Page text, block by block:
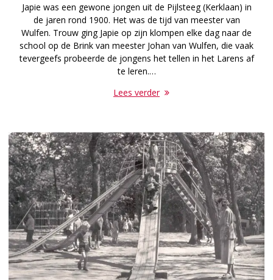
Japie was een gewone jongen uit de Pijlsteeg (Kerklaan) in
de jaren rond 1900. Het was de tijd van meester van
Wulfen. Trouw ging Japie op zijn klompen elke dag naar de
school op de Brink van meester Johan van Wulfen, die vaak
tevergeefs probeerde de jongens het tellen in het Larens af
te leren.…
Lees verder